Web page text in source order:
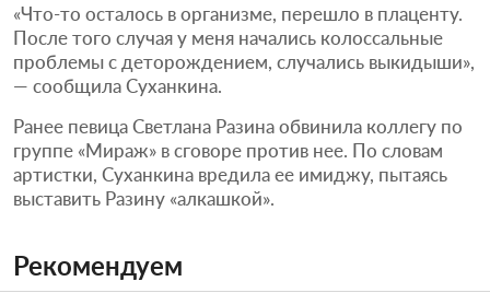
«Что-то осталось в организме, перешло в плаценту.
После того случая у меня начались колоссальные
проблемы с деторождением, случались выкидыши»,
— сообщила Суханкина.
Ранее певица Светлана Разина обвинила коллегу по
группе «Мираж» в сговоре против нее. По словам
артистки, Суханкина вредила ее имиджу, пытаясь
выставить Разину «алкашкой».
Рекомендуем